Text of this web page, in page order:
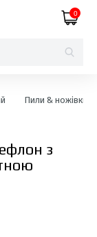
0
Пили & ножівки
з